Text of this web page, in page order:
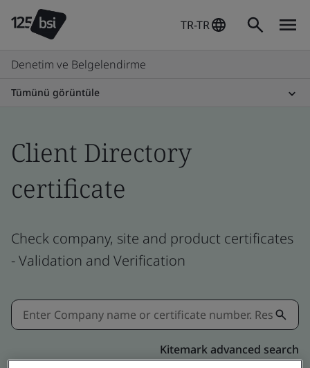
TR-TR
Denetim ve Belgelendirme
Tümünü görüntüle
Client Directory
certificate
Check company, site and product certificates
- Validation and Verification
Kitemark advanced search